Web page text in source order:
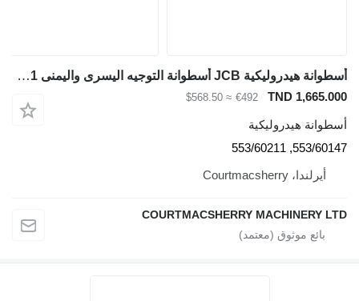
أسطوانة هيدروليكية JCB أسطوانة التوجيه اليسرى واليمنى Tm310 Tm300 553/60147، 553/60211 لـ جرافة ذات عجلات تلسكوبية JCB Tm310
TND 1,665.000
€492
≈ $568.50
أسطوانة هيدروليكية
553/60147, 553/60211
أيرلندا، Courtmacsherry
COURTMACSHERRY MACHINERY LTD